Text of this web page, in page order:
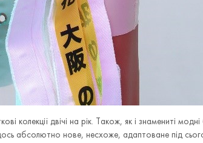
двічі на рік. Також, як і знамениті
абсолютно нове, несхоже, адаптоване під